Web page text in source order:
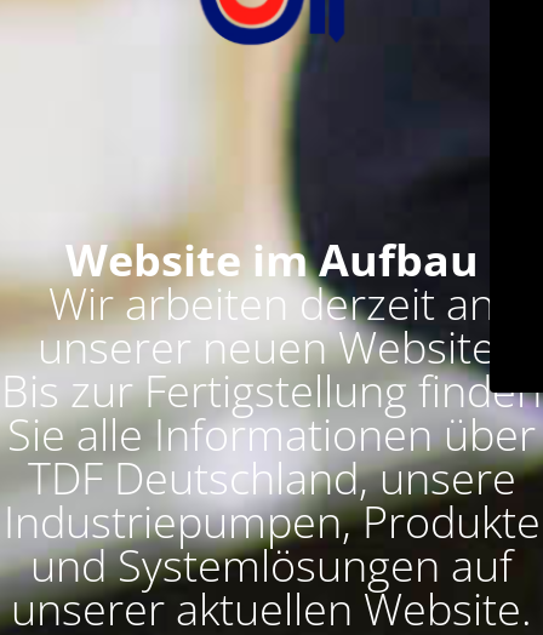
Website im Aufbau
Wir arbeiten derzeit an
unserer neuen Website.
Bis zur Fertigstellung finden
Sie alle Informationen über
TDF Deutschland, unsere
Industriepumpen, Produkte
und Systemlösungen auf
unserer aktuellen Website.